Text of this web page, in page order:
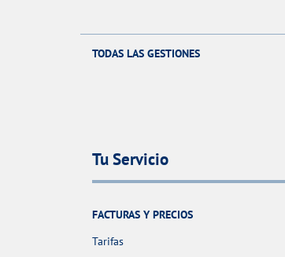
TODAS LAS GESTIONES
Tu Servicio
FACTURAS Y PRECIOS
Tarifas